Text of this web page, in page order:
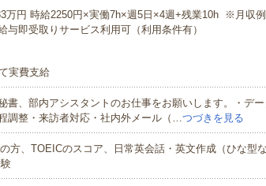
円 時給2250円×実働7h×週5日×4週+残業10h ※月収例
即受取りサービス利用可（利用条件有）
実費支給
書、部内アシスタントのお仕事をお願いします。・デ
調整・来訪者対応・社内外メール（…つづきを見る
方、TOEICのスコア、日常英会話・英文作成（ひな